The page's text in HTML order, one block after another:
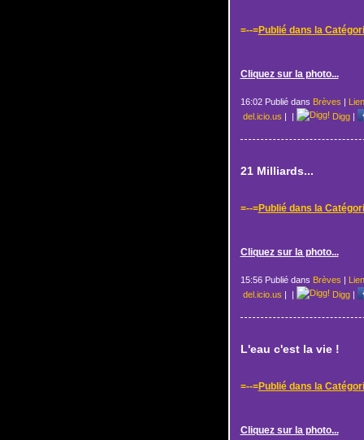
=--=Publié dans la
Cliquez sur la photo...
16:02 Publié dans Brèves |
del.icio.us | | Digg|
21 Milliards...
=--=Publié dans la
Cliquez sur la photo...
15:56 Publié dans Brèves |
del.icio.us | | Digg|
L'eau c'est la vie !
=--=Publié dans la
Cliquez sur la photo...